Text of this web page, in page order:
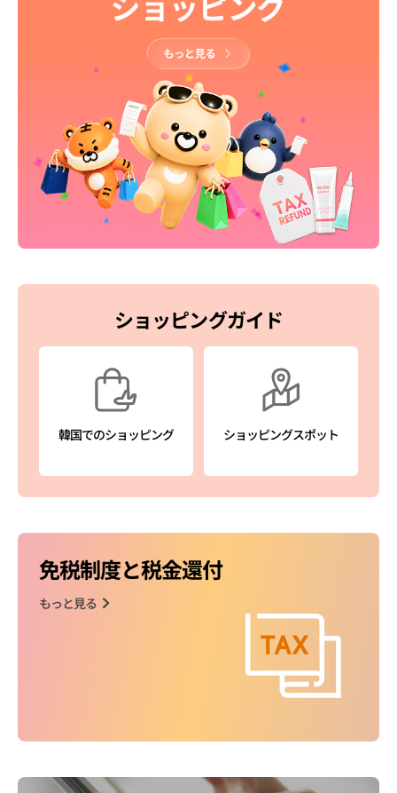
ショッピングガイド
韓国でのショッピング ショッピングスポット
免税制度と税金還付
もっと見る